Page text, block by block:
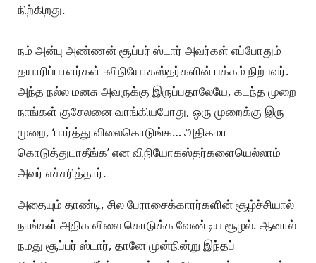
நிற்கிறது.
நம் அன்பு அண்ணன் சூப்பர் ஸ்டார் அவர்கள் எப்போதும்
தயாரிப்பாளர்கள் -விநியோகஸ்தர்களின் பக்கம் நிற்பவர்.
அந்த நல்ல மனசு அவருக்கு இருப்பதாலேயே, கடந்த முறை
நாங்கள் குசேலனை வாங்கியபோது, ஒரு முறைக்கு இரு
முறை, ‘பார்த்து விலைகொடுங்க… அதிகமா
கொடுத்துடாதீங்க’ என விநியோகஸ்தர்களையெல்லாம்
அவர் எச்சரித்தார்.
அதையும் தாண்டி, சில பேராசைக்காரர்களின் சூழ்ச்சியால்
நாங்கள் அதிக விலை கொடுக்க வேண்டிய சூழல். ஆனால்
நமது சூப்பர் ஸ்டார், தானே முன்நின்று இந்தப்